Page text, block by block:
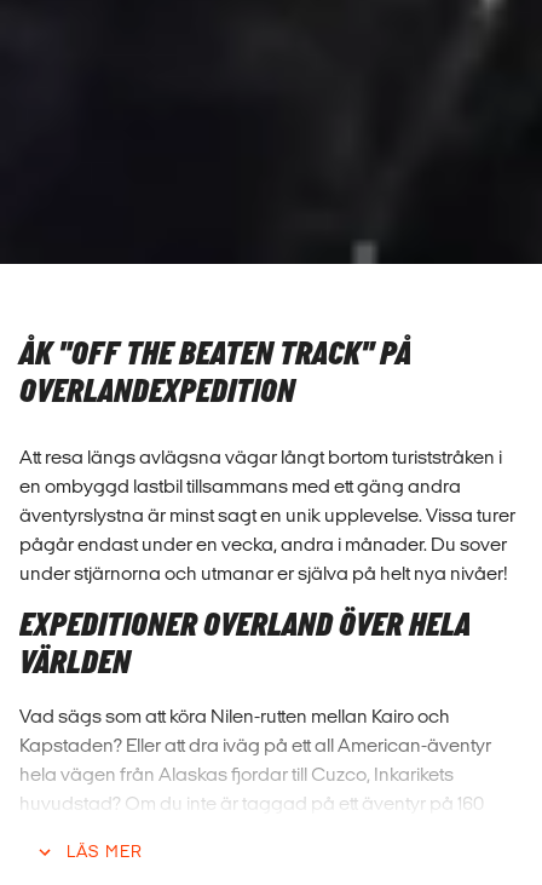
ÅK "OFF THE BEATEN TRACK" PÅ
OVERLANDEXPEDITION
Att resa längs avlägsna vägar långt bortom turiststråken i
en ombyggd lastbil tillsammans med ett gäng andra
äventyrslystna är minst sagt en unik upplevelse. Vissa turer
pågår endast under en vecka, andra i månader. Du sover
under stjärnorna och utmanar er själva på helt nya nivåer!
EXPEDITIONER OVERLAND ÖVER HELA
VÄRLDEN
Vad sägs som att köra Nilen-rutten mellan Kairo och
Kapstaden? Eller att dra iväg på ett all American-äventyr
hela vägen från Alaskas fjordar till Cuzco, Inkarikets
huvudstad? Om du inte är taggad på ett äventyr på 160
floats your boat. Oavsett vad du är taggad på kan vi hjälpa
LÄS MER